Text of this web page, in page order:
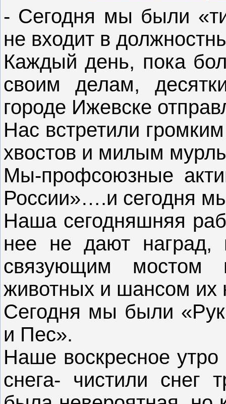
- Сегодня мы были
не входит в
Каждый день, пока
своим делам,
городе Ижевске
Нас встретили
хвостов и милым
Мы-профсоюзные
России»….и сегодня
Наша сегодняшняя
нее не дают наград,
связующим мостом
животных и шансом их
Сегодня мы были
и Пес».
Наше воскресное
снега- чистили снег